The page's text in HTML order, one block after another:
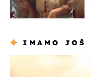
IMAMO JOŠ